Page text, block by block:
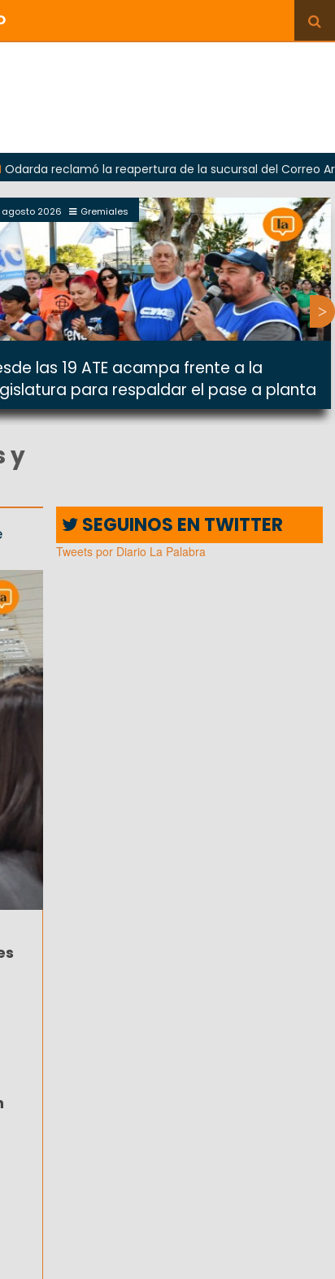
la reapertura de la sucursal del Correo Argentino
agosto 2026 Gremiales
las 19 ATE acampa frente a la
para respaldar el pase a planta
y
SEGUINOS EN TWITTER
Tweets por Diario La Palabra